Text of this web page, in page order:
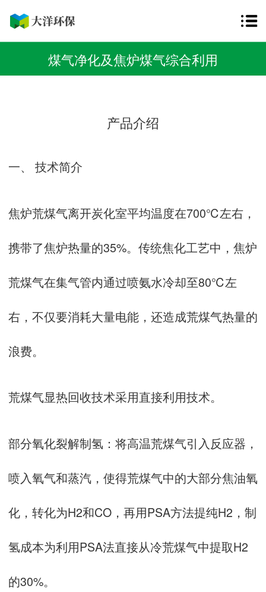
煤气净化及焦炉煤气综合利用
产品介绍
一、 技术简介
焦炉荒煤气离开炭化室平均温度在700℃左右，
携带了焦炉热量的35%。传统焦化工艺中，焦炉
荒煤气在集气管内通过喷氨水冷却至80℃左
右，不仅要消耗大量电能，还造成荒煤气热量的
浪费。
荒煤气显热回收技术采用直接利用技术。
部分氧化裂解制氢：将高温荒煤气引入反应器，
喷入氧气和蒸汽，使得荒煤气中的大部分焦油氧
化，转化为H2和CO，再用PSA方法提纯H2，制
氢成本为利用PSA法直接从冷荒煤气中提取H2
的30%。